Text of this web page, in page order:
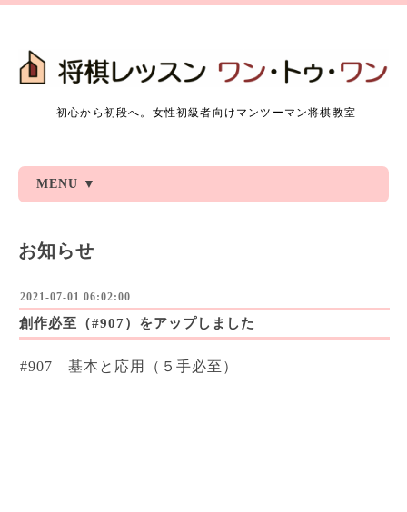
初心から初段へ。女性初級者向けマンツーマン将棋教室
MENU ▼
お知らせ
2021-07-01 06:02:00
創作必至（#907）をアップしました
#907 基本と応用（５手必至）